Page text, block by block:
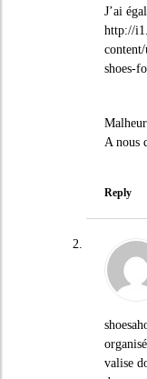
J’ai
http://
shoes-
A nous
Reply
valise